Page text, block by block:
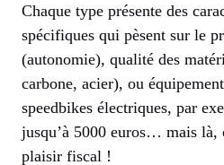
Chaque type présente des
spécifiques qui pèsent sur le
(autonomie), qualité des
carbone, acier), ou
speedbikes électriques, par
jusqu’à 5000 euros… mais là,
plaisir fiscal !